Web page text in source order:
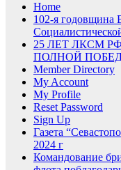
Home
102-я годовщина
25 ЛЕТ ЛКСМ
ПОЛНОЙ
Member Directory
My Account
My Profile
Reset Password
Sign Up
Газета
2024 г
Командование